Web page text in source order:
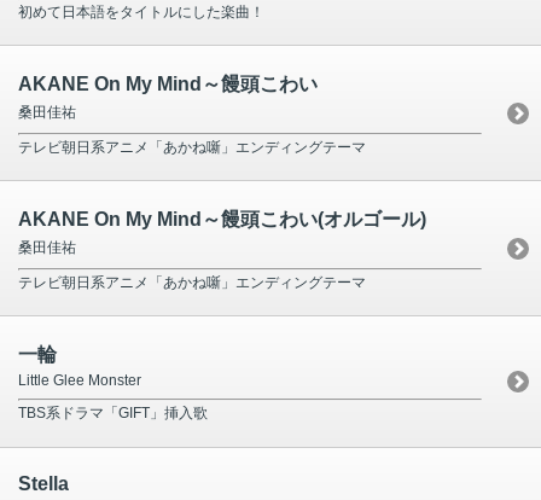
初めて日本語をタイトルにした楽曲！
AKANE On My Mind～饅頭こわい
桑田佳祐
テレビ朝日系アニメ「あかね噺」エンディングテーマ
AKANE On My Mind～饅頭こわい(オルゴール)
桑田佳祐
テレビ朝日系アニメ「あかね噺」エンディングテーマ
一輪
Little Glee Monster
TBS系ドラマ「GIFT」挿入歌
Stella